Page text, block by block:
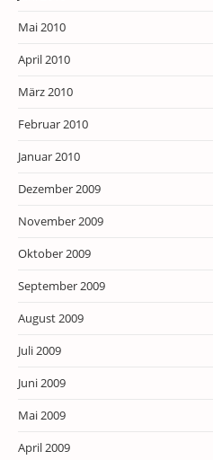
Mai 2010
April 2010
März 2010
Februar 2010
Januar 2010
Dezember 2009
November 2009
Oktober 2009
September 2009
August 2009
Juli 2009
Juni 2009
Mai 2009
April 2009